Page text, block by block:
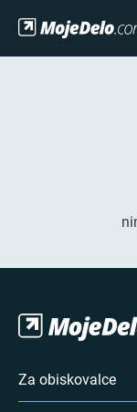
Za obiskovalce